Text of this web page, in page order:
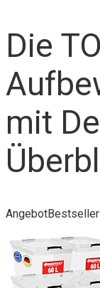
Die
mit
AngebotBestseller